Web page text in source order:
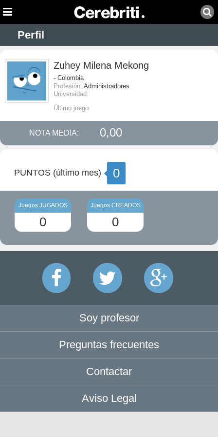
Perfil
Zuhey Milena Mekong
- Colombia
Profesión: Administradores
Universidad:
Último juego:
NOTA MEDIA: 0,00
PUNTOS (último mes) 0
Juegos JUGADOS
0
Juegos CREADOS
0
Soy profesor
Preguntas frecuentes
Contactar
Aviso Legal